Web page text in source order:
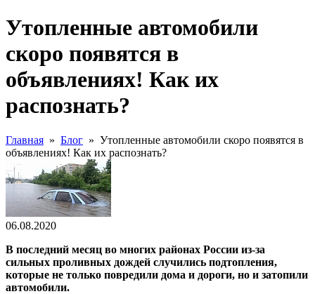
Утопленные автомобили
скоро появятся в
объявлениях! Как их
распознать?
Главная » Блог » Утопленные автомобили скоро появятся в
объявлениях! Как их распознать?
06.08.2020
В последний месяц во многих районах России из-за
сильных проливных дождей случились подтопления,
которые не только повредили дома и дороги, но и затопили
автомобили.